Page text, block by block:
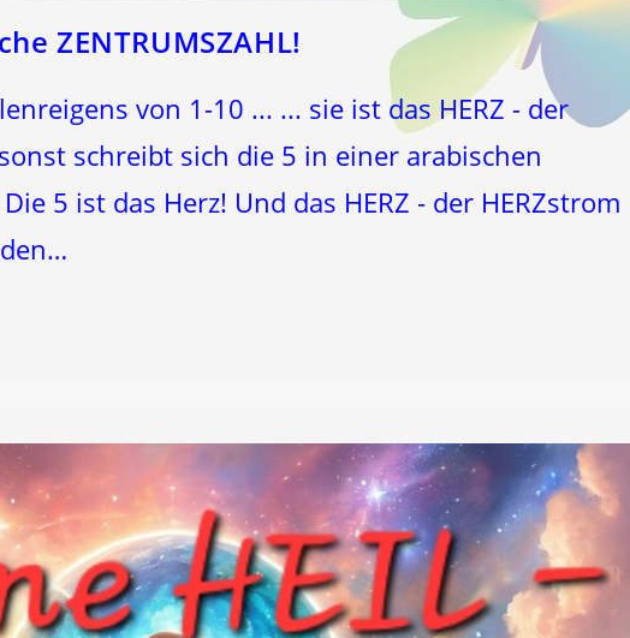
ZENTRUMSZAHL!
von 1-10 ... ... sie ist das HERZ - der
schreibt sich die 5 in einer arabischen
5 ist das Herz! Und das HERZ - der HERZstrom